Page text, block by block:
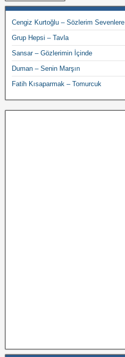
Cengiz Kurtoğlu – Sözlerim Sevenlere
Grup Hepsi – Tavla
Sansar – Gözlerimin İçinde
Duman – Senin Marşın
Fatih Kısaparmak – Tomurcuk